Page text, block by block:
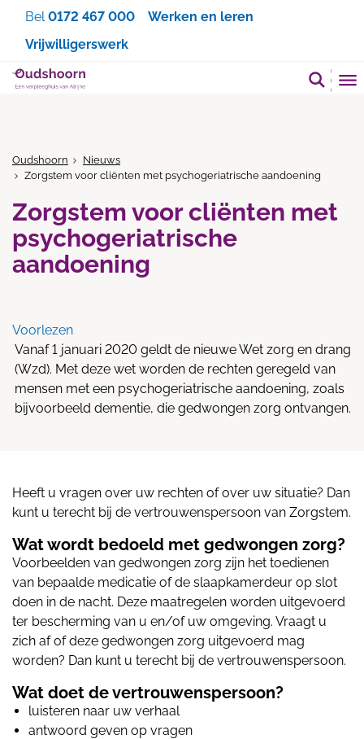
Bel0172 467 000
Werken en leren
Vrijwilligerswerk
Oudshoorn
Nieuws
Zorgstem voor cliënten met psychogeriatrische aandoening
Zorgstem voor cliënten met
psychogeriatrische
aandoening
Voorlezen
Vanaf 1 januari 2020 geldt de nieuwe Wet zorg en drang
(Wzd). Met deze wet worden de rechten geregeld van
mensen met een psychogeriatrische aandoening, zoals
bijvoorbeeld dementie, die gedwongen zorg ontvangen.
Heeft u vragen over uw rechten of over uw situatie? Dan
kunt u terecht bij de vertrouwenspersoon van Zorgstem.
Wat wordt bedoeld met gedwongen zorg?
Voorbeelden van gedwongen zorg zijn het toedienen
van bepaalde medicatie of de slaapkamerdeur op slot
doen in de nacht. Deze maatregelen worden uitgevoerd
ter bescherming van u en/of uw omgeving. Vraagt u
zich af of deze gedwongen zorg uitgevoerd mag
worden? Dan kunt u terecht bij de vertrouwenspersoon.
Wat doet de vertrouwenspersoon?
luisteren naar uw verhaal
antwoord geven op vragen